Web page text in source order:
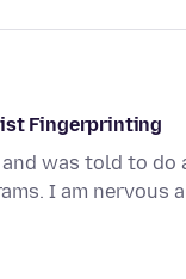
Fingerprinting
was told to
I am nervous